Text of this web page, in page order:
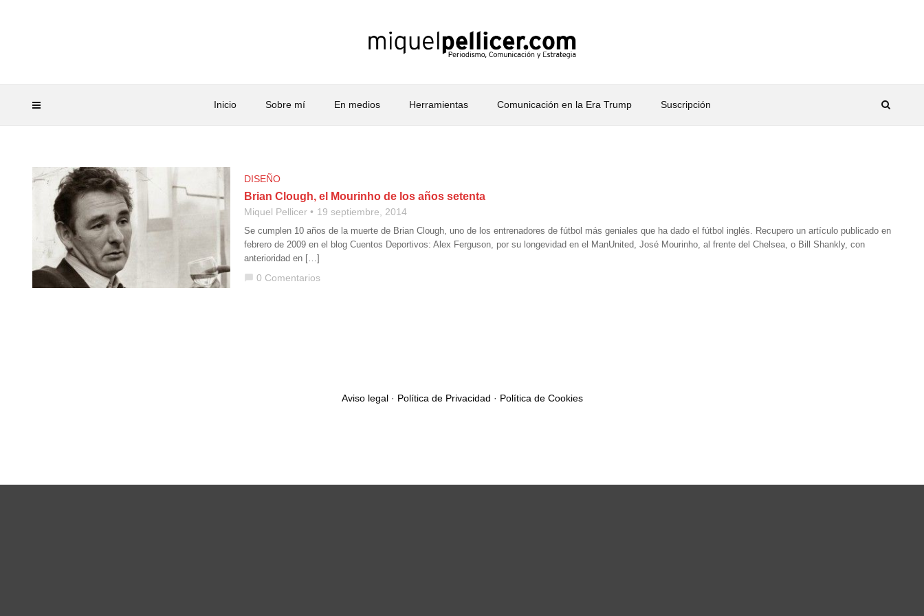
Inicio Sobre mí En medios Herramientas Comunicación en la Era Trump Suscripción
DISEÑO
Brian Clough, el Mourinho de los años setenta
Miquel Pellicer 19 septiembre, 2014
Se cumplen 10 años de la muerte de Brian Clough, uno de los entrenadores de fútbol más geniales que ha dado el fútbol inglés. Recupero un artículo publicado en
febrero de 2009 en el blog Cuentos Deportivos: Alex Ferguson, por su longevidad en el ManUnited, José Mourinho, al frente del Chelsea, o Bill Shankly, con
anterioridad en […]
chat_bubble 0 Comentarios
Aviso legal· Política de Privacidad · Política de Cookies